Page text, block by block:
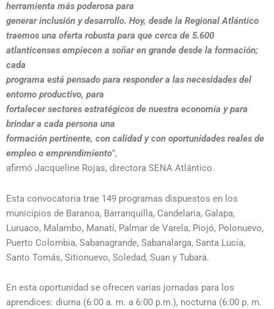
herramienta más poderosa para
generar inclusión y desarrollo. Hoy, desde la Regional Atlántico
traemos una oferta robusta para que cerca de 5.600
atlanticenses empiecen a soñar en grande desde la formación;
cada
programa está pensado para responder a las necesidades del
entorno productivo, para
fortalecer sectores estratégicos de nuestra economía y para
brindar a cada persona una
formación pertinente, con calidad y con oportunidades reales de
empleo o emprendimiento”,
afirmó Jacqueline Rojas, directora SENA Atlántico.
Esta convocatoria trae 149 programas dispuestos en los
municipios de Baranoa, Barranquilla, Candelaria, Galapa,
Luruaco, Malambo, Manatí, Palmar de Varela, Piojó, Polonuevo,
Puerto Colombia, Sabanagrande, Sabanalarga, Santa Lucía,
Santo Tomás, Sitionuevo, Soledad, Suan y Tubará.
En esta oportunidad se ofrecen varias jornadas para los
aprendices: diurna (6:00 a. m. a 6:00 p.m.), nocturna (6:00 p. m.